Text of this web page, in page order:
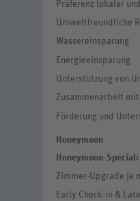
Präferenz lokaler
Umweltfreundliche
Wassereinsparung
Energieeinsparung
Unterstützung von
Zusammenarbeit
Förderung und
Honeymoon
Honeymoon-Special:
Zimmer-Upgrade je
Early Check-in &